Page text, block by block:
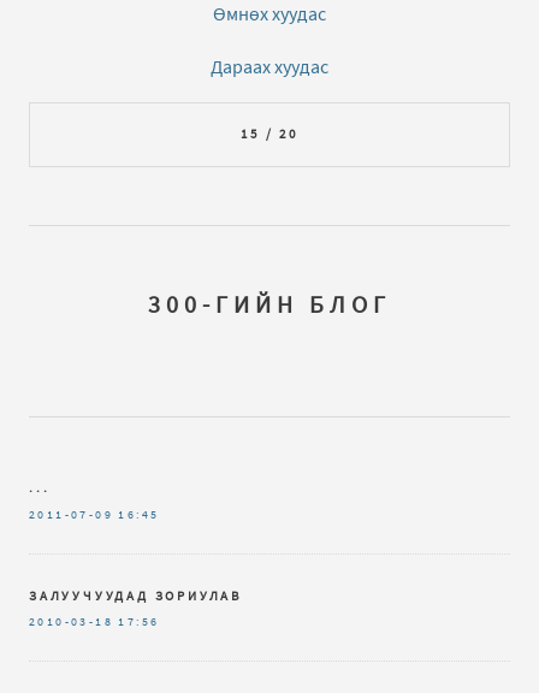
Өмнөх хуудас
Дараах хуудас
15 / 20
300-ГИЙН БЛОГ
...
2011-07-09 16:45
ЗАЛУУЧУУДАД ЗОРИУЛАВ
2010-03-18 17:56